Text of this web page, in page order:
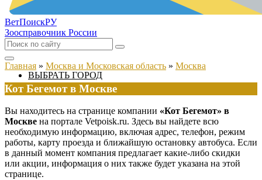
ВетПоискРУ
Зоосправочник России
ВЫБРАТЬ ГОРОД
Главная » Москва и Московская область » Москва
Кот Бегемот в Москве
Вы находитесь на странице компании «Кот Бегемот» в
Москве на портале Vetpoisk.ru. Здесь вы найдете всю
необходимую информацию, включая адрес, телефон, режим
работы, карту проезда и ближайшую остановку автобуса. Если
в данный момент компания предлагает какие-либо скидки
или акции, информация о них также будет указана на этой
странице.